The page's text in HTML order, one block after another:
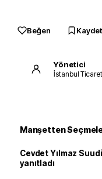
Beğen Kaydet
Yönetici
İstanbul
Manşetten
Cevdet Yılmaz
yanıtladı